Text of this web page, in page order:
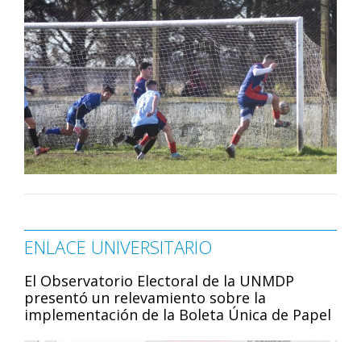
ENLACE UNIVERSITARIO
El Observatorio Electoral de la UNMDP
presentó un relevamiento sobre la
implementación de la Boleta Única de Papel